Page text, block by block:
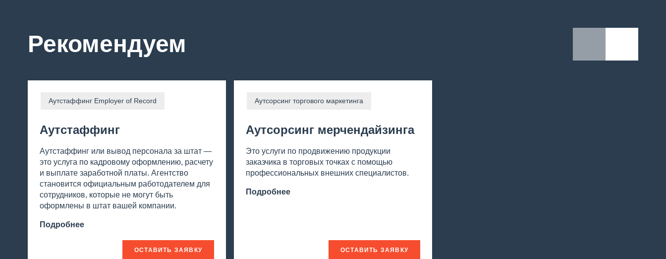
Рекомендуем
Аутстаффинг Employer of Record
Аутстаффинг
Аутстаффинг или вывод персонала за штат —
это услуга по кадровому оформлению, расчету
и выплате заработной платы. Агентство
становится официальным работодателем для
сотрудников, которые не могут быть
оформлены в штат вашей компании.
Подробнее
ОСТАВИТЬ ЗАЯВКУ
Аутсорсинг торгового маркетинга
Аутсорсинг мерчендайзинга
Это услуги по продвижению продукции
заказчика в торговых точках с помощью
профессиональных внешних специалистов.
Подробнее
ОСТАВИТЬ ЗАЯВКУ